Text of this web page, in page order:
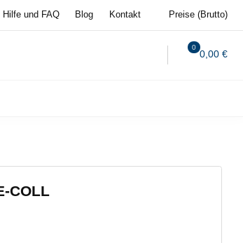
Hilfe und FAQ Blog Kontakt Preise (Brutto)
0
0,00 €
COLL